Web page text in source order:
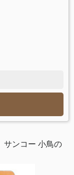
サンコー 小鳥の